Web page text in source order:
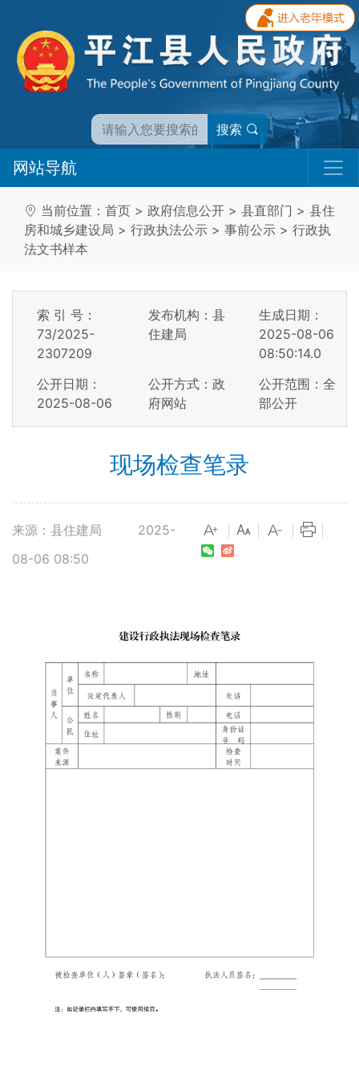
搜索
网站导航
当前位置： 首页 > 政府信息公开 > 县直部门 > 县住
房和城乡建设局 > 行政执法公示 > 事前公示 > 行政执
法文书样本
索 引 号：
73/2025-
2307209
发布机构：县
住建局
生成日期：
2025-08-06
08:50:14.0
公开日期：
2025-08-06
公开方式：政
府网站
公开范围：全
部公开
现场检查笔录
来源：县住建局
2025-
08-06 08:50